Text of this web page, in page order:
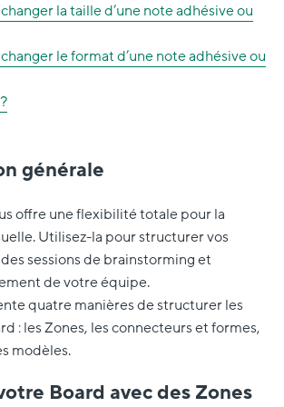
la taille d’une note adhésive ou
le format d’une note adhésive ou
générale
offre une flexibilité totale pour la
Utilisez-la pour structurer vos
sessions de brainstorming et
de votre équipe.
quatre manières de structurer les
: les Zones, les connecteurs et formes,
modèles.
Board avec des Zones